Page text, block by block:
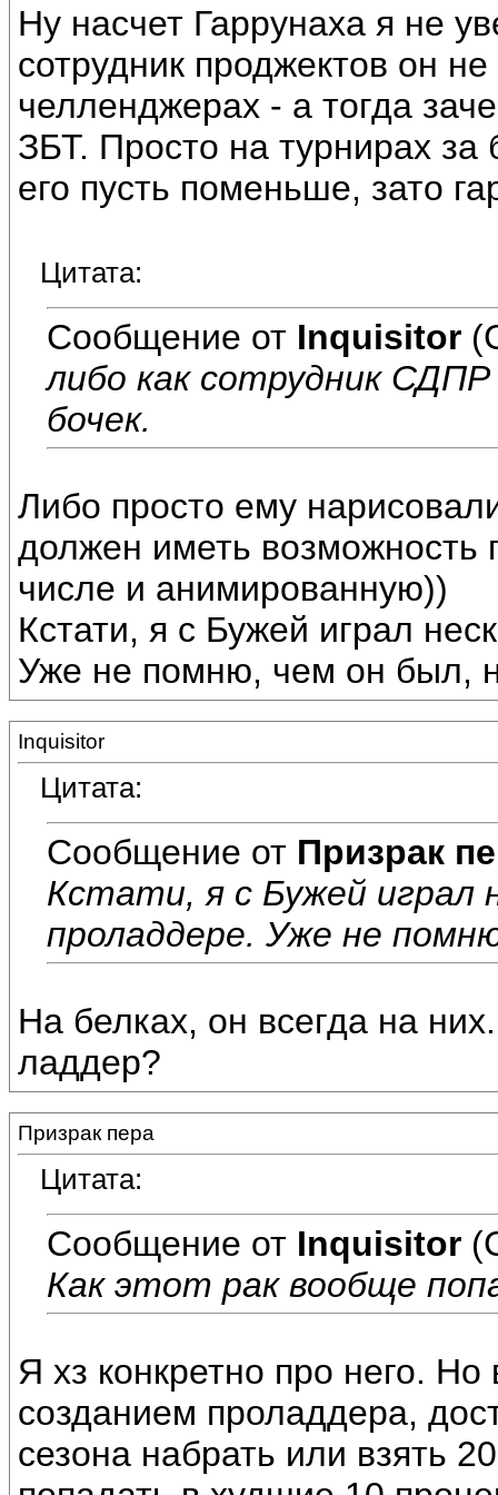
Ну насчет Гаррунаха я не
сотрудник проджектов он
челленджерах - а тогда
ЗБТ. Просто на турнирах
его пусть поменьше, зато
Цитата:
Сообщение от Inquisitor
либо как сотрудник СДПР
бочек.
Либо просто ему
должен иметь возможность
числе и анимированную))
Кстати, я с Бужей играл
Уже не помню, чем он был,
Inquisitor
Цитата:
Сообщение от Призрак
Кстати, я с Бужей играл
проладдере. Уже не
На белках, он всегда на
ладдер?
Призрак пера
Цитата:
Сообщение от Inquisitor
Как этот рак вообще
Я хз конкретно про него.
созданием проладдера,
сезона набрать или взять